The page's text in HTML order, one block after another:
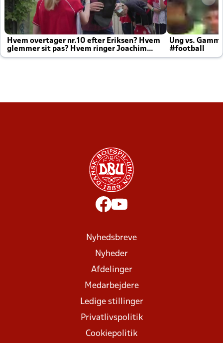
Hvem overtager nr.10 efter Eriksen? Hvem
glemmer sit pas? Hvem ringer Joachim
altid til efter kampe?
Ung vs.
#football
Nyhedsbreve
Nyheder
Afdelinger
Medarbejdere
Ledige stillinger
Privatlivspolitik
Cookiepolitik